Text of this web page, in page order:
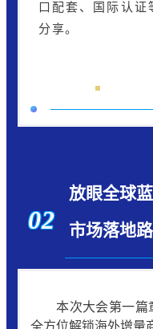
口配套、国际认证
分享。
02
放眼全球
市场落地
本次大会第一篇